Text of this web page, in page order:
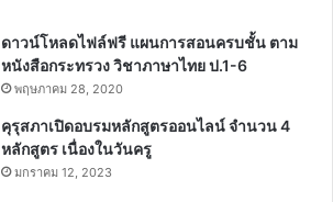
ดาวน์โหลดไฟล์ฟรี แผนการสอนครบชั้น ตาม
หนังสือกระทรวง วิชาภาษาไทย ป.1-6
พฤษภาคม 28, 2020
คุรุสภาเปิดอบรมหลักสูตรออนไลน์ จำนวน 4
หลักสูตร เนื่องในวันครู
มกราคม 12, 2023